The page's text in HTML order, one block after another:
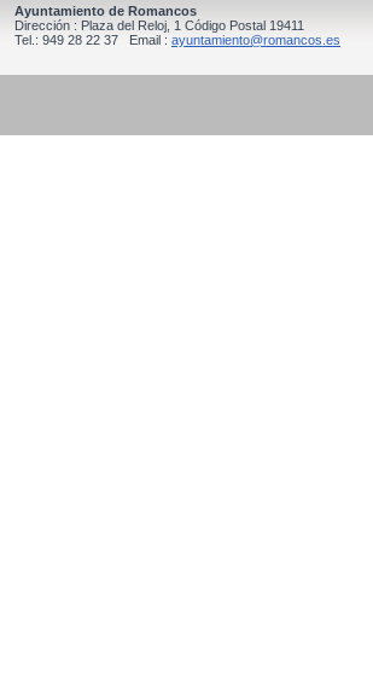
Ayuntamiento de Romancos
Dirección : Plaza del Reloj, 1 Código Postal 19411
Tel.: 949 28 22 37 Email : ayuntamiento@romancos.es